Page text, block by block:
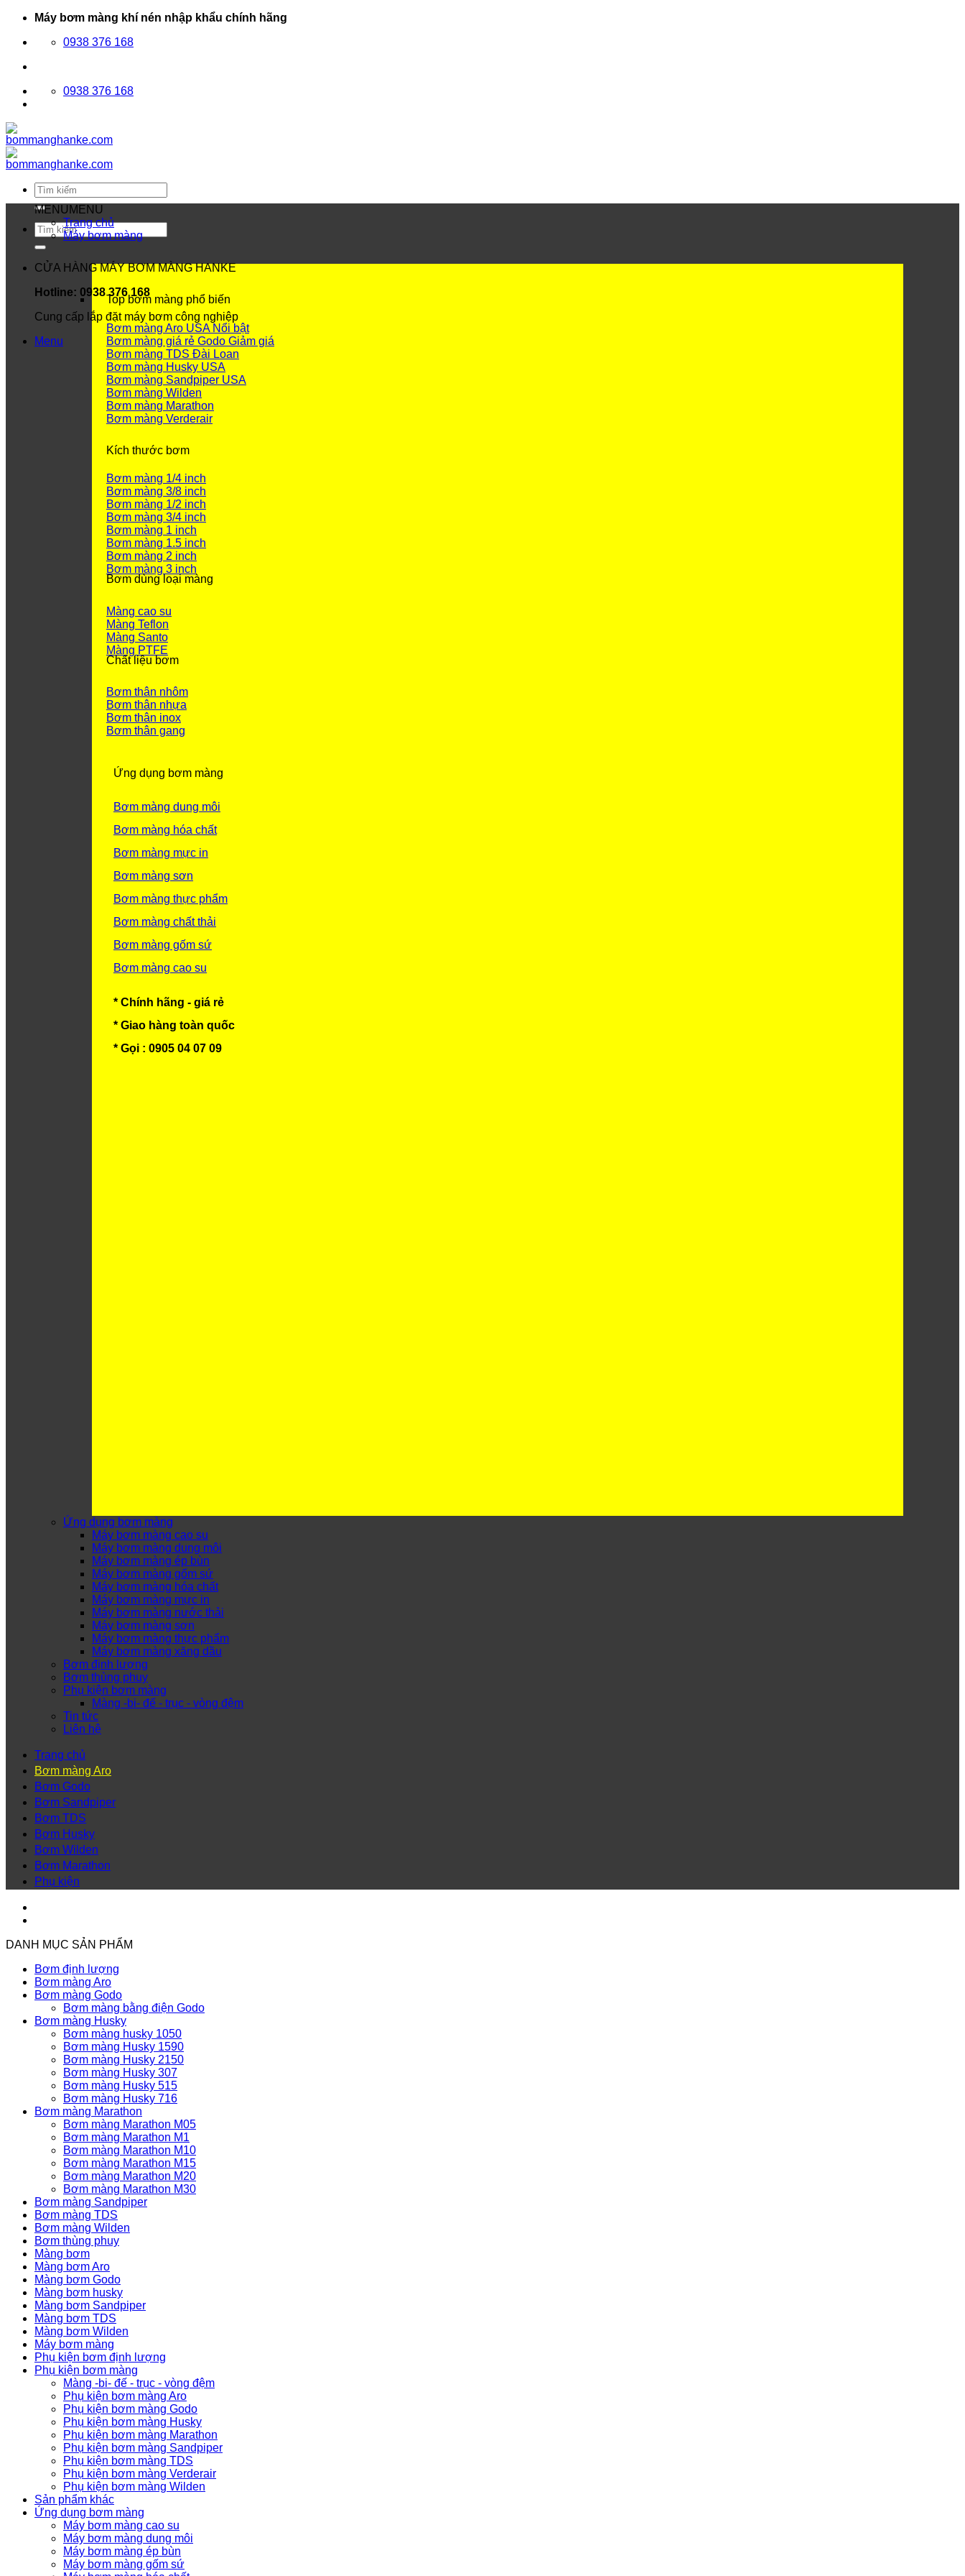
Máy bơm màng khí nén nhập khẩu chính hãng
0938 376 168
0938 376 168
Tìm
kiếm:
Tìm
kiếm:
CỬA HÀNG MÁY BƠM MÀNG HANKE
Hotline: 0938 376 168
Cung cấp lắp đặt máy bơm công nghiệp
Menu
MENU MENU
Trang chủ
Máy bơm màng
Top bơm màng phổ biến
Bơm màng Aro USA
Bơm màng giá rẻ Godo
Bơm màng TDS Đài Loan
Bơm màng Husky USA
Bơm màng Sandpiper USA
Bơm màng Wilden
Bơm màng Marathon
Bơm màng Verderair
Kích thước bơm
Bơm màng 1/4 inch
Bơm màng 3/8 inch
Bơm màng 1/2 inch
Bơm màng 3/4 inch
Bơm màng 1 inch
Bơm màng 1.5 inch
Bơm màng 2 inch
Bơm màng 3 inch
Bơm dùng loại màng
Màng cao su
Màng Teflon
Màng Santo
Màng PTFE
Chất liệu bơm
Bơm thân nhôm
Bơm thân nhựa
Bơm thân inox
Bơm thân gang
Ứng dụng bơm màng
Bơm màng dung môi
Bơm màng hóa chất
Bơm màng mực in
Bơm màng sơn
Bơm màng thực phẩm
Bơm màng chất thải
Bơm màng gốm sứ
Bơm màng cao su
* Chính hãng - giá rẻ
* Giao hàng toàn quốc
* Gọi : 0905 04 07 09
Ứng dụng bơm màng
Máy bơm màng cao su
Máy bơm màng dung môi
Máy bơm màng ép bùn
Máy bơm màng gốm sứ
Máy bơm màng hóa chất
Máy bơm màng mực in
Máy bơm màng nước thải
Máy bơm màng sơn
Máy bơm màng thực phẩm
Máy bơm màng xăng dầu
Bơm định lượng
Bơm thùng phuy
Phụ kiện bơm màng
Màng -bi- đế - trục - vòng đệm
Tin tức
Liên hệ
Trang chủ
Bơm màng Aro
Bơm Godo
Bơm Sandpiper
Bơm TDS
Bơm Husky
Bơm Wilden
Bơm Marathon
Phụ kiện
DANH MỤC SẢN PHẨM
Bơm định lượng
Bơm màng Aro
Bơm màng Godo
Bơm màng bằng điện Godo
Bơm màng Husky
Bơm màng husky 1050
Bơm màng Husky 1590
Bơm màng Husky 2150
Bơm màng Husky 307
Bơm màng Husky 515
Bơm màng Husky 716
Bơm màng Marathon
Bơm màng Marathon M05
Bơm màng Marathon M1
Bơm màng Marathon M10
Bơm màng Marathon M15
Bơm màng Marathon M20
Bơm màng Marathon M30
Bơm màng Sandpiper
Bơm màng TDS
Bơm màng Wilden
Bơm thùng phuy
Màng bơm
Màng bơm Aro
Màng bơm Godo
Màng bơm husky
Màng bơm Sandpiper
Màng bơm TDS
Màng bơm Wilden
Máy bơm màng
Phụ kiện bơm định lượng
Phụ kiện bơm màng
Màng -bi- đế - trục - vòng đệm
Phụ kiện bơm màng Aro
Phụ kiện bơm màng Godo
Phụ kiện bơm màng Husky
Phụ kiện bơm màng Marathon
Phụ kiện bơm màng Sandpiper
Phụ kiện bơm màng TDS
Phụ kiện bơm màng Verderair
Phụ kiện bơm màng Wilden
Sản phẩm khác
Ứng dụng bơm màng
Máy bơm màng cao su
Máy bơm màng dung môi
Máy bơm màng ép bùn
Máy bơm màng gốm sứ